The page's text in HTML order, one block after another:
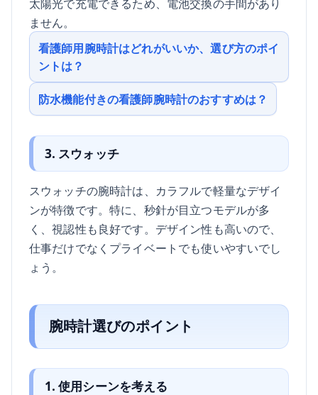
ません。
看護師用腕時計はどれがいいか、選び方のポイ
ントは？
防水機能付きの看護師腕時計のおすすめは？
3. スウォッチ
スウォッチの腕時計は、カラフルで軽量なデザイ
ンが特徴です。特に、秒針が目立つモデルが多
く、視認性も良好です。デザイン性も高いので、
仕事だけでなくプライベートでも使いやすいでし
ょう。
腕時計選びのポイント
1. 使用シーンを考える